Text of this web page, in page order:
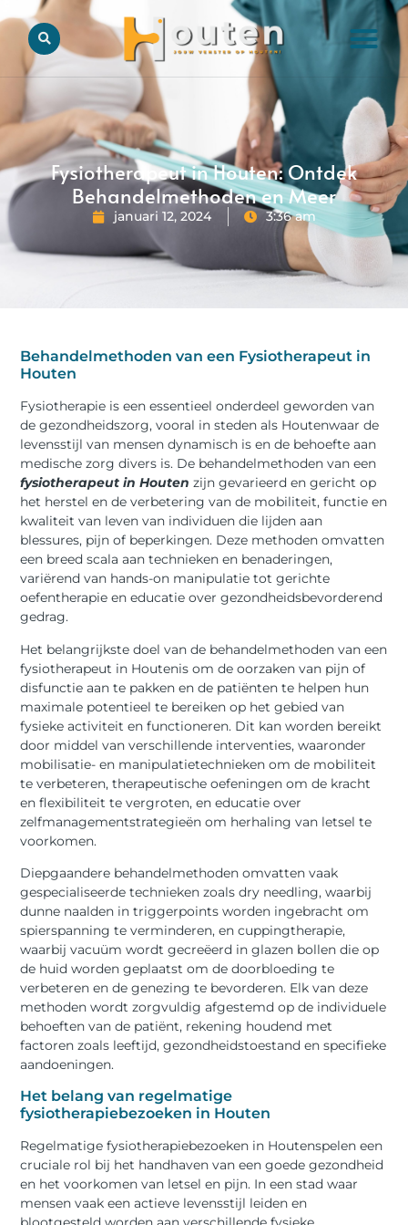
Fysiotherapeut in Houten: Ontdek
Behandelmethoden en Meer
januari 12, 2024 3:36 am
Behandelmethoden van een Fysiotherapeut in
Houten
Fysiotherapie is een essentieel onderdeel geworden van
de gezondheidszorg, vooral in steden als Houtenwaar de
levensstijl van mensen dynamisch is en de behoefte aan
medische zorg divers is. De behandelmethoden van een
fysiotherapeut in Houten zijn gevarieerd en gericht op
het herstel en de verbetering van de mobiliteit, functie en
kwaliteit van leven van individuen die lijden aan
blessures, pijn of beperkingen. Deze methoden omvatten
een breed scala aan technieken en benaderingen,
variërend van hands-on manipulatie tot gerichte
oefentherapie en educatie over gezondheidsbevorderend
gedrag.
Het belangrijkste doel van de behandelmethoden van een
fysiotherapeut in Houtenis om de oorzaken van pijn of
disfunctie aan te pakken en de patiënten te helpen hun
maximale potentieel te bereiken op het gebied van
fysieke activiteit en functioneren. Dit kan worden bereikt
door middel van verschillende interventies, waaronder
mobilisatie- en manipulatietechnieken om de mobiliteit
te verbeteren, therapeutische oefeningen om de kracht
en flexibiliteit te vergroten, en educatie over
zelfmanagementstrategieën om herhaling van letsel te
voorkomen.
Diepgaandere behandelmethoden omvatten vaak
gespecialiseerde technieken zoals dry needling, waarbij
dunne naalden in triggerpoints worden ingebracht om
spierspanning te verminderen, en cuppingtherapie,
waarbij vacuüm wordt gecreëerd in glazen bollen die op
de huid worden geplaatst om de doorbloeding te
verbeteren en de genezing te bevorderen. Elk van deze
methoden wordt zorgvuldig afgestemd op de individuele
behoeften van de patiënt, rekening houdend met
factoren zoals leeftijd, gezondheidstoestand en specifieke
aandoeningen.
Het belang van regelmatige
fysiotherapiebezoeken in Houten
Regelmatige fysiotherapiebezoeken in Houtenspelen een
cruciale rol bij het handhaven van een goede gezondheid
en het voorkomen van letsel en pijn. In een stad waar
mensen vaak een actieve levensstijl leiden en